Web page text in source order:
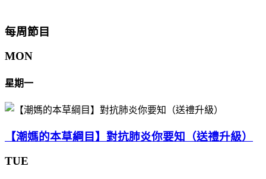
每周節目
MON
星期一
【潮媽的本草綱目】對抗肺炎你要知（送禮升級）
TUE